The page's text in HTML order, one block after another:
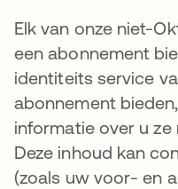
Elk van onze niet-
een abonnement
identiteits service
abonnement
informatie over u ze
Deze inhoud kan
(zoals uw voor- en